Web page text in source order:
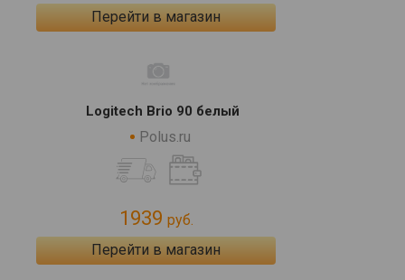
Перейти в магазин
Logitech Brio 90 белый
Polus.ru
1939 руб.
Перейти в магазин